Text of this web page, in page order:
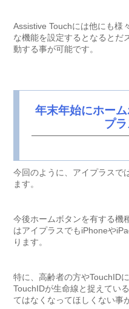
Assistive Touchには他にも様
な機能を設定するとなるとだ
動する事が可能です。
年末年始にホー
プラ
今回のように、アイプラスで
ます。
今後ホームボタンを有する機
はアイプラスでもiPhoneや
ります。
特に、高齢者の方やTouchID
TouchIDが生命線と捉えてい
てはなくなってほしくない事